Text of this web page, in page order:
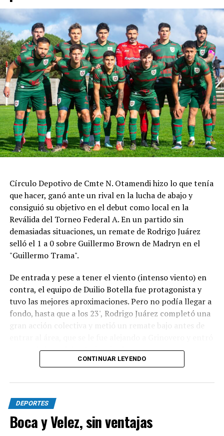
Círculo Depotivo de Cmte N. Otamendi hizo lo que tenía
que hacer, ganó ante un rival en la lucha de abajo y
consiguió su objetivo en el debut como local en la
Reválida del Torneo Federal A. En un partido sin
demasiadas situaciones, un remate de Rodrigo Juárez
selló el 1 a 0 sobre Guillermo Brown de Madryn en el
"Guillermo Trama".
De entrada y pese a tener el viento (intenso viento) en
contra, el equipo de Duilio Botella fue protagonista y
tuvo las mejores aproximaciones. Pero no podía llegar a
fondo, hasta que a los 23', Rodrigo Juárez completó una
gran acción colectiva y metió un remate bajo antes de
contra la base del caño izquierdo.
no se acercaba al área de Pedro Fernández y, parecía,
que si el local acertaba en alguna contra podía lastimar.
Sin embargo, lo único que pasó fue un remate de Rivero
que se fue por encima del travesaño.
CONTINUAR LEYENDO
DEPORTES
Boca y Velez, sin ventajas